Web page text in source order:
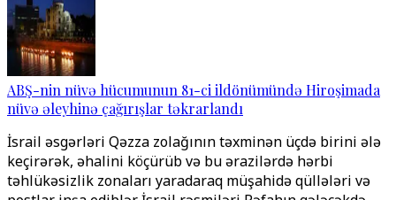
ABŞ-nin nüvə hücumunun 81-ci ildönümündə Hiroşimada
nüvə əleyhinə çağırışlar təkrarlandı
İsrail əsgərləri Qəzza zolağının təxminən üçdə birini ələ
keçirərək, əhalini köçürüb və bu ərazilərdə hərbi
təhlükəsizlik zonaları yaradaraq müşahidə qüllələri və